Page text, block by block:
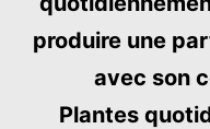
produire une
avec son
Plantes